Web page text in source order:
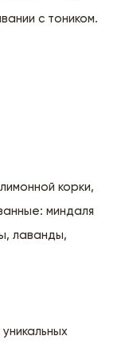
с тоником.
корки,
миндаля
лаванды,